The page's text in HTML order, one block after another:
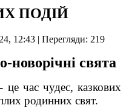
ПОДІЙ
12:43 | Перегляди: 219
новорічні свята
це час чудес, казкових
родинних свят.